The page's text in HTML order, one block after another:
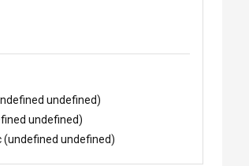
undefined)
undefined)
(undefined undefined)